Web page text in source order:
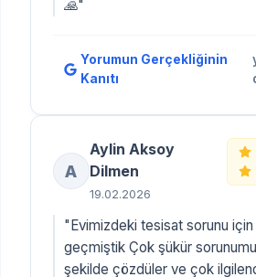
🙏"
Yorumun Gerçekliğinin
Kanıtı
A
Aylin Aksoy
Dilmen
19.02.2026
"Evimizdeki tesisat sorunu
geçmiştik Çok şükür
şekilde çözdüler ve çok